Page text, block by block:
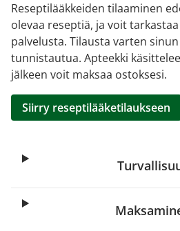
Reseptilääkkeiden tilaaminen
olevaa reseptiä, ja voit
palvelusta. Tilausta varten
tunnistautua. Apteekki
jälkeen voit maksaa ostoksesi.
Siirry reseptilääketilaukseen